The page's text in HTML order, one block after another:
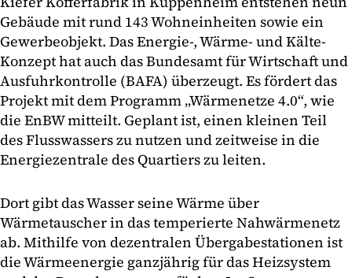
Gebäude mit rund 143 Wohneinheiten sowie ein
Gewerbeobjekt. Das Energie-, Wärme- und Kälte-
Konzept hat auch das Bundesamt für Wirtschaft und
Ausfuhrkontrolle (BAFA) überzeugt. Es fördert das
Projekt mit dem Programm „Wärmenetze 4.0“, wie
die EnBW mitteilt. Geplant ist, einen kleinen Teil
des Flusswassers zu nutzen und zeitweise in die
Energiezentrale des Quartiers zu leiten.
Dort gibt das Wasser seine Wärme über
Wärmetauscher in das temperierte Nahwärmenetz
ab. Mithilfe von dezentralen Übergabestationen ist
die Wärmeenergie ganzjährig für das Heizsystem